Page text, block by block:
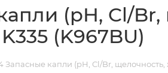
(pH, Cl/
(K967BU)
Запасные капли (pH, Cl/Br,